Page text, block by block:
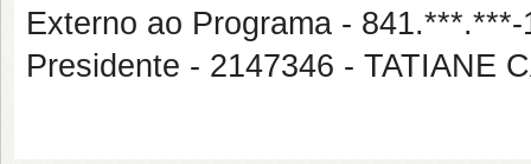
Externo ao Programa -
Presidente - 2147346 - TATIANE